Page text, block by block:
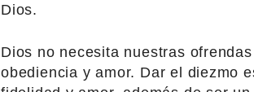
Dios.
Dios no necesita nuestras
obediencia y amor. Dar el diezmo